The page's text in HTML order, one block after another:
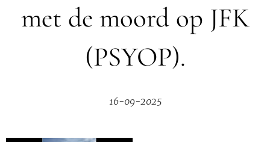
met de moord op JFK
(PSYOP).
16-09-2025